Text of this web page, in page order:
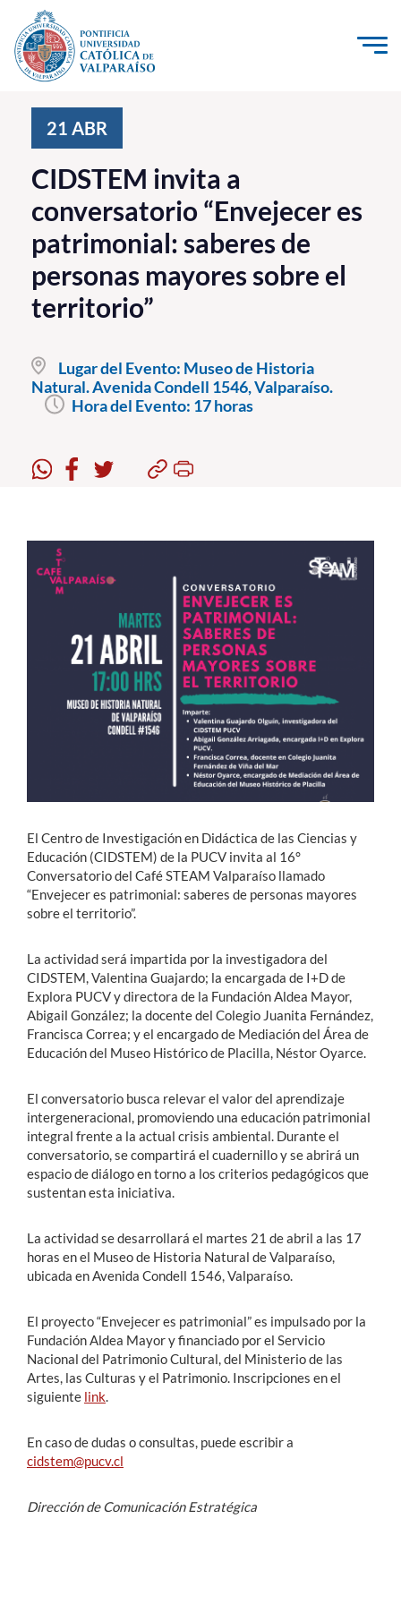
Click acá para ir directamente al contenido
Investigación, Creación e Innovación
PUCV Internacional
Vinculación con el Medio
Admisión
Pregrado
Postgrado
Formación Continua
Académicos
Alumni
21 ABR
CIDSTEM invita a
conversatorio “Envejecer es
patrimonial: saberes de
personas mayores sobre el
territorio”
Lugar del Evento: Museo de Historia
Natural. Avenida Condell 1546, Valparaíso.
Hora del Evento: 17 horas
El Centro de Investigación en Didáctica de las Ciencias y
Educación (CIDSTEM) de la PUCV invita al 16°
Conversatorio del Café STEAM Valparaíso llamado
“Envejecer es patrimonial: saberes de personas mayores
sobre el territorio”.
La actividad será impartida por la investigadora del
CIDSTEM, Valentina Guajardo; la encargada de I+D de
Explora PUCV y directora de la Fundación Aldea Mayor,
Abigail González; la docente del Colegio Juanita Fernández,
Francisca Correa; y el encargado de Mediación del Área de
Educación del Museo Histórico de Placilla, Néstor Oyarce.
El conversatorio busca relevar el valor del aprendizaje
intergeneracional, promoviendo una educación patrimonial
integral frente a la actual crisis ambiental. Durante el
conversatorio, se compartirá el cuadernillo y se abrirá un
espacio de diálogo en torno a los criterios pedagógicos que
sustentan esta iniciativa.
La actividad se desarrollará el martes 21 de abril a las 17
horas en el Museo de Historia Natural de Valparaíso,
ubicada en Avenida Condell 1546, Valparaíso.
El proyecto “Envejecer es patrimonial” es impulsado por la
Fundación Aldea Mayor y financiado por el Servicio
Nacional del Patrimonio Cultural, del Ministerio de las
Artes, las Culturas y el Patrimonio. Inscripciones en el
siguiente link
En caso de dudas o consultas, puede escribir a
cidstem@pucv.cl
Dirección de Comunicación Estratégica